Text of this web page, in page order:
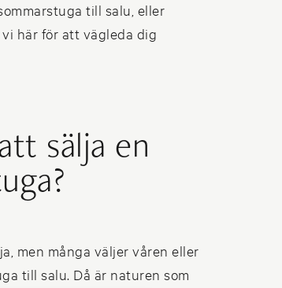
till salu, eller
här för att vägleda dig
sälja en
men många väljer våren eller
till salu. Då är naturen som